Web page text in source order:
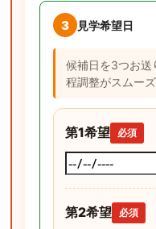
3 見学希望日
候補日を3つお送
程調整がスムーズ
第1希望 必須
第2希望 必須